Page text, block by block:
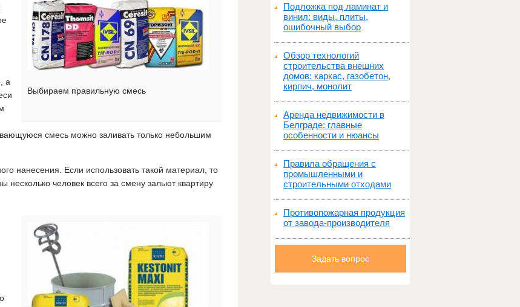
Выбираем правильную смесь
а
смесь можно заливать только небольшим
нанесения. Если использовать такой материал, то
человек всего за смену зальют квартиру
Подложка под ламинат и
винил: виды, плиты,
ошибочный выбор
Обзор технологий
строительства внешних
домов: каркас, газобетон,
кирпич, монолит
Аренда недвижимости в
Белграде: главные
особенности и нюансы
Правила обращения с
промышленными и
строительными отходами
Противопожарная продукция
от завода-производителя
Задать вопрос